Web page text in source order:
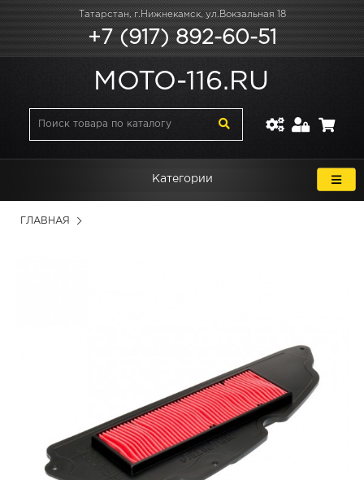
Татарстан, г.Нижнекамск, ул.Вокзальная 18
+7 (917) 892-60-51
MOTO-116.RU
Категории
ГЛАВНАЯ